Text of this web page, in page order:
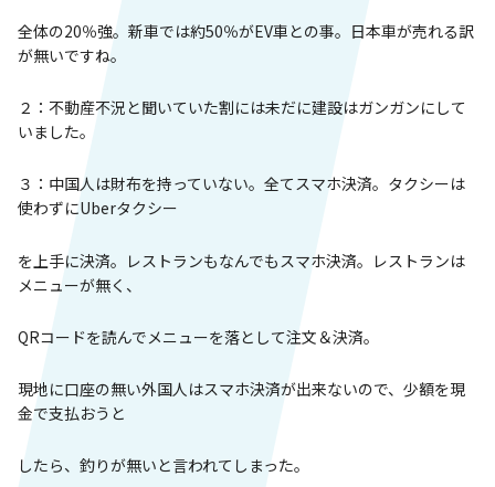
全体の20％強。新車では約50％がEV車との事。日本車が売れる訳
が無いですね。
２：不動産不況と聞いていた割には未だに建設はガンガンにして
いました。
３：中国人は財布を持っていない。全てスマホ決済。タクシーは
使わずにUberタクシー
を上手に決済。レストランもなんでもスマホ決済。レストランは
メニューが無く、
QRコードを読んでメニューを落として注文＆決済。
現地に口座の無い外国人はスマホ決済が出来ないので、少額を現
金で支払おうと
したら、釣りが無いと言われてしまった。